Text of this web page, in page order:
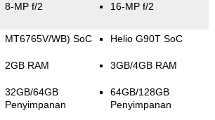
8-MP f/2 16-MP f/2
MT6765V/WB) SoC
2GB RAM
32GB/64GB
Penyimpanan
Helio G90T SoC
3GB/4GB RAM
64GB/128GB
Penyimpanan